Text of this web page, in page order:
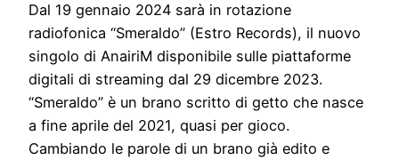
Dal 19 gennaio 2024 sarà in rotazione
radiofonica “Smeraldo” (Estro Records), il nuovo
singolo di AnairiM disponibile sulle piattaforme
digitali di streaming dal 29 dicembre 2023.
“Smeraldo” è un brano scritto di getto che nasce
a fine aprile del 2021, quasi per gioco.
Cambiando le parole di un brano già edito e